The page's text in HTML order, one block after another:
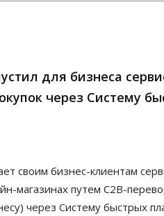
для бизнеса
через Систему
своим бизнес-клиентам
магазинах путем С2В-
через Систему быстрых